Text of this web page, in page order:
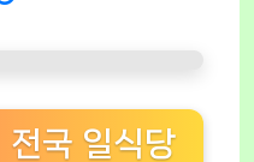
국 일식당